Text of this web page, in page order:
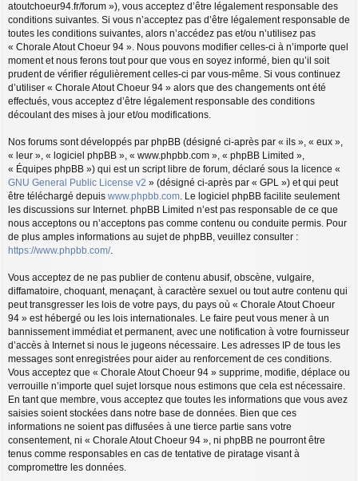
atoutchoeur94.fr/forum »), vous acceptez d’être légalement responsable des
conditions suivantes. Si vous n’acceptez pas d’être légalement responsable de
toutes les conditions suivantes, alors n’accédez pas et/ou n’utilisez pas
« Chorale Atout Choeur 94 ». Nous pouvons modifier celles-ci à n’importe quel
moment et nous ferons tout pour que vous en soyez informé, bien qu’il soit
prudent de vérifier régulièrement celles-ci par vous-même. Si vous continuez
d’utiliser « Chorale Atout Choeur 94 » alors que des changements ont été
effectués, vous acceptez d’être légalement responsable des conditions
découlant des mises à jour et/ou modifications.
Nos forums sont développés par phpBB (désigné ci-après par « ils », « eux »,
« leur », « logiciel phpBB », « www.phpbb.com », « phpBB Limited »,
« Équipes phpBB ») qui est un script libre de forum, déclaré sous la licence «
GNU General Public License v2 » (désigné ci-après par « GPL ») et qui peut
être téléchargé depuis www.phpbb.com. Le logiciel phpBB facilite seulement
les discussions sur Internet. phpBB Limited n’est pas responsable de ce que
nous acceptons ou n’acceptons pas comme contenu ou conduite permis. Pour
de plus amples informations au sujet de phpBB, veuillez consulter :
https://www.phpbb.com/.
Vous acceptez de ne pas publier de contenu abusif, obscène, vulgaire,
diffamatoire, choquant, menaçant, à caractère sexuel ou tout autre contenu qui
peut transgresser les lois de votre pays, du pays où « Chorale Atout Choeur
94 » est hébergé ou les lois internationales. Le faire peut vous mener à un
bannissement immédiat et permanent, avec une notification à votre fournisseur
d’accès à Internet si nous le jugeons nécessaire. Les adresses IP de tous les
messages sont enregistrées pour aider au renforcement de ces conditions.
Vous acceptez que « Chorale Atout Choeur 94 » supprime, modifie, déplace ou
verrouille n’importe quel sujet lorsque nous estimons que cela est nécessaire.
En tant que membre, vous acceptez que toutes les informations que vous avez
saisies soient stockées dans notre base de données. Bien que ces
informations ne soient pas diffusées à une tierce partie sans votre
consentement, ni « Chorale Atout Choeur 94 », ni phpBB ne pourront être
tenus comme responsables en cas de tentative de piratage visant à
compromettre les données.